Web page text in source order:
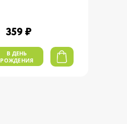
359 ₽
В ДЕНЬ
РОЖДЕНИЯ